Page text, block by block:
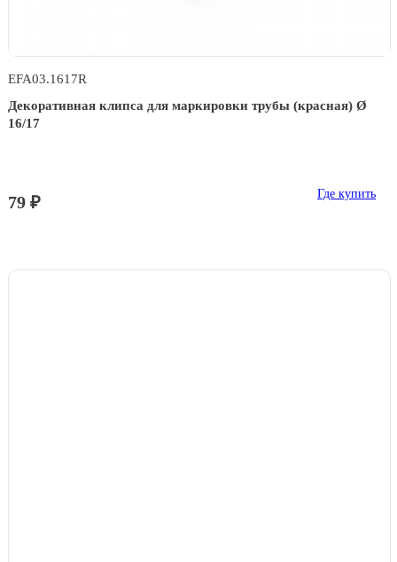
EFA03.1617R
Декоративная клипса для маркировки трубы (красная) Ø
16/17
79 ₽ Где купить